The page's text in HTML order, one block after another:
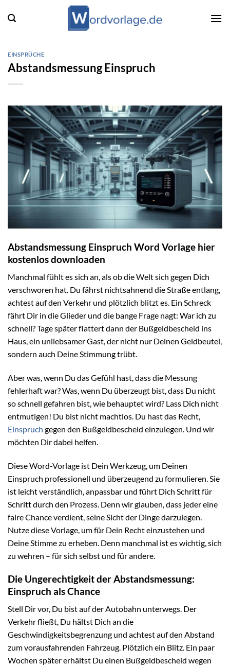
Inhalt
EINSPRÜCHE
Abstandsmessung Einspruch
Abstandsmessung Einspruch Word Vorlage hier
kostenlos downloaden
Manchmal fühlt es sich an, als ob die Welt sich gegen Dich
verschworen hat. Du fährst nichtsahnend die Straße entlang,
achtest auf den Verkehr und plötzlich blitzt es. Ein Schreck
fährt Dir in die Glieder und die bange Frage nagt: War ich zu
schnell? Tage später flattert dann der Bußgeldbescheid ins
Haus, ein unliebsamer Gast, der nicht nur Deinen Geldbeutel,
sondern auch Deine Stimmung trübt.
Aber was, wenn Du das Gefühl hast, dass die Messung
fehlerhaft war? Was, wenn Du überzeugt bist, dass Du nicht
so schnell gefahren bist, wie behauptet wird? Lass Dich nicht
entmutigen! Du bist nicht machtlos. Du hast das Recht,
Einspruch gegen den Bußgeldbescheid einzulegen. Und wir
möchten Dir dabei helfen.
Diese Word-Vorlage ist Dein Werkzeug, um Deinen
Einspruch professionell und überzeugend zu formulieren. Sie
ist leicht verständlich, anpassbar und führt Dich Schritt für
Schritt durch den Prozess. Denn wir glauben, dass jeder eine
faire Chance verdient, seine Sicht der Dinge darzulegen.
Nutze diese Vorlage, um für Dein Recht einzustehen und
Deine Stimme zu erheben. Denn manchmal ist es wichtig, sich
zu wehren – für sich selbst und für andere.
Die Ungerechtigkeit der Abstandsmessung:
Einspruch als Chance
Stell Dir vor, Du bist auf der Autobahn unterwegs. Der
Verkehr fließt, Du hältst Dich an die
Geschwindigkeitsbegrenzung und achtest auf den Abstand
zum vorausfahrenden Fahrzeug. Plötzlich ein Blitz. Ein paar
Wochen später erhältst Du einen Bußgeldbescheid wegen